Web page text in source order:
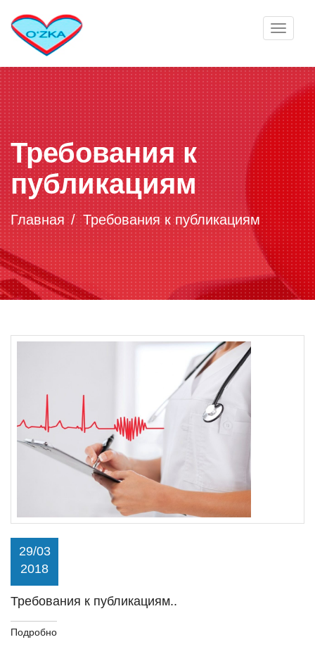
Toggle
Требования к
публикациям
Главная Требования к публикациям
29/03
2018
Требования к публикациям..
Подробно